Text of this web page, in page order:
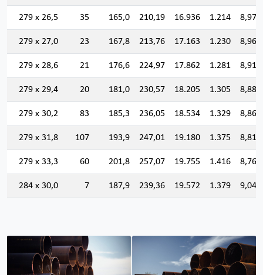
279 x 26,5 35 165,0 210,19 16.936 1.214 8,976
279 x 27,0 23 167,8 213,76 17.163 1.230 8,960
279 x 28,6 21 176,6 224,97 17.862 1.281 8,910
279 x 29,4 20 181,0 230,57 18.205 1.305 8,885
279 x 30,2 83 185,3 236,05 18.534 1.329 8,860
279 x 31,8 107 193,9 247,01 19.180 1.375 8,811
279 x 33,3 60 201,8 257,07 19.755 1.416 8,766
284 x 30,0 7 187,9 239,36 19.572 1.379 9,042